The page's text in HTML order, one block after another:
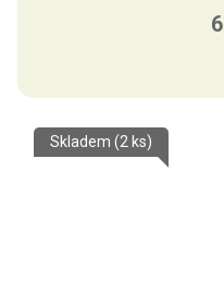
Skladem (2 ks)